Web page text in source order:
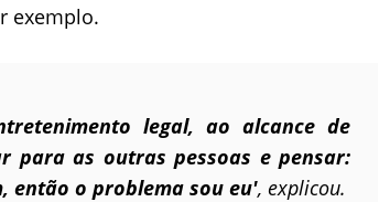
exemplo.
legal, ao alcance de
para as outras pessoas e pensar:
então o problema sou eu', explicou.